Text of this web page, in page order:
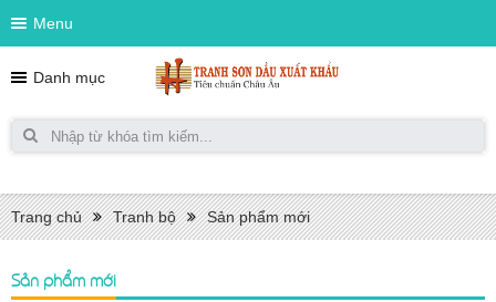
Menu
Danh mục
Trang chủ Tranh bộ Sản phẩm mới
Sản phẩm mới